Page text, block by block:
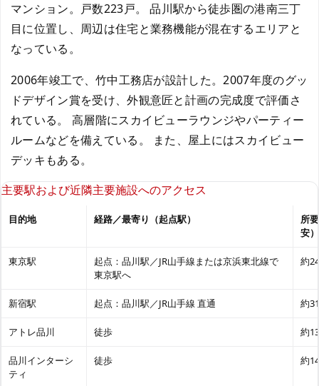
マンション。戸数223戸。 品川駅から徒歩圏の港南三丁
目に位置し、周辺は住宅と業務機能が混在するエリアと
なっている。
2006年竣工で、竹中工務店が設計した。2007年度のグッ
ドデザイン賞を受け、外観意匠と計画の完成度で評価さ
れている。 高層階にスカイビューラウンジやパーティー
ルームなどを備えている。 また、屋上にはスカイビュー
デッキもある。
主要駅および近隣主要施設へのアクセス
目的地 経路／最寄り（起点駅）
所
安）
東京駅
起点：品川駅／JR山手線または京浜東北線で
東京駅へ
約
新宿駅 起点：品川駅／JR山手線 直通 約
アトレ品川 徒歩 約
品川インターシ
ティ
徒歩 約